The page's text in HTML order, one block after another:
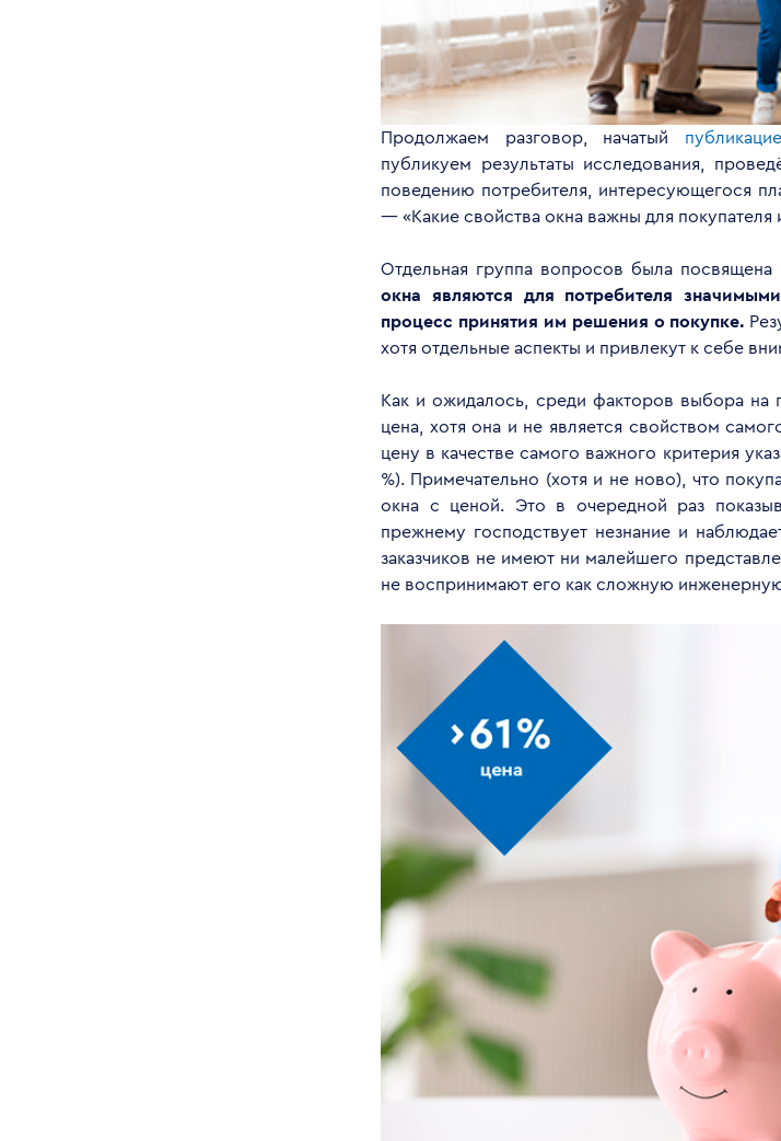
Продолжаем разговор, начатый
публикуем результаты исследования,
поведению потребителя, интересующегося
— «Какие свойства окна важны для
Отдельная группа вопросов была посвящена
окна являются для потребителя
процесс принятия им решения о покупке.
хотя отдельные аспекты и привлекут к себе
Как и ожидалось, среди факторов выбора на
цена, хотя она и не является свойством
цену в качестве самого важного критерия
%). Примечательно (хотя и не ново), что
окна с ценой. Это в очередной раз
прежнему господствует незнание и
заказчиков не имеют ни малейшего
не воспринимают его как сложную